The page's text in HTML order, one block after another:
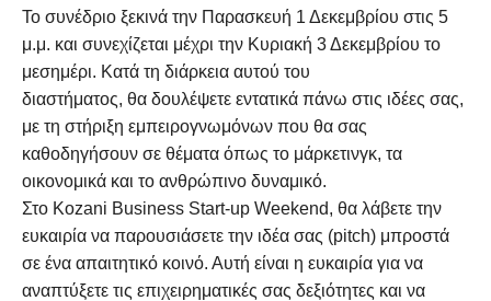
Το συνέδριο ξεκινά την Παρασκευή 1 Δεκεμβρίου στις 5
μ.μ. και συνεχίζεται μέχρι την Κυριακή 3 Δεκεμβρίου το
μεσημέρι. Κατά τη διάρκεια αυτού του
διαστήματος, θα δουλέψετε εντατικά πάνω στις ιδέες σας,
με τη στήριξη εμπειρογνωμόνων που θα σας
καθοδηγήσουν σε θέματα όπως το μάρκετινγκ, τα
οικονομικά και το ανθρώπινο δυναμικό.
Στο Kozani Business Start-up Weekend, θα λάβετε την
ευκαιρία να παρουσιάσετε την ιδέα σας (pitch) μπροστά
σε ένα απαιτητικό κοινό. Αυτή είναι η ευκαιρία για να
αναπτύξετε τις επιχειρηματικές σας δεξιότητες και να